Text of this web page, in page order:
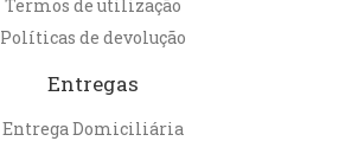
Termos de utilização
Políticas de devolução
Entregas
Entrega Domiciliária